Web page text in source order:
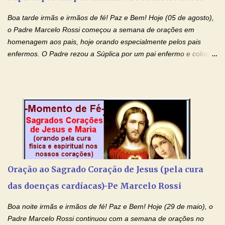
(apresente aqui o seu pedido...) Eu, desde já, agradeço de
coração, confiante que o Senhor me atenderá. Eu louvo o Pai por
ter nos dado o Senhor, Jesus, como presente de Páscoa. eu
agradeço de coração ao Espíri...
Boa tarde irmãs e irmãos de fé! Paz e Bem! Hoje (05 de agosto),
o Padre Marcelo Rossi começou a semana de orações em
homenagem aos pais, hoje orando especialmente pelos pais
enfermos. O Padre rezou a Súplica por um pai enfermo e colocou
de Nossa Senhora. Adriana dos Anjos-Devoção e Fé Mensagem
do Padre Marcelo Rossi por E-mail e Facebook: Como foi
anunciado ontem, entramos em uma semana de homenagens
aos nossos pais. Hoje nossas orações serão focadas nos pais
que não se encontram bem de saúde, OS PAIS ENFERMOS!
Amados, durante toda esta semana vamos orar pelos nossos
pais. Vamos dedicar um dia para os pais mais idosos, pais que
estão doentes, pais que estão longe dos filhos, pais que já são
para todos os pais. Hoje vamos d...
Oração ao Sagrado Coração de Jesus (pela cura
das doenças cardíacas)-Pe Marcelo Rossi
Boa noite irmãs e irmãos de fé! Paz e Bem! Hoje (29 de maio), o
Padre Marcelo Rossi continuou com a semana de orações no